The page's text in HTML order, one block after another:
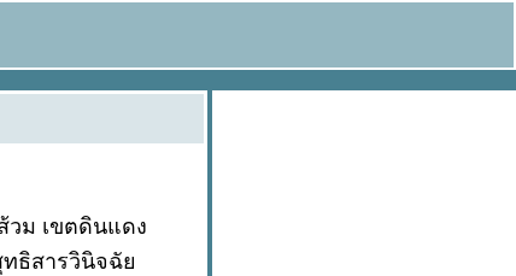
ม เขตดินแดง
ทธิสารวินิจฉั